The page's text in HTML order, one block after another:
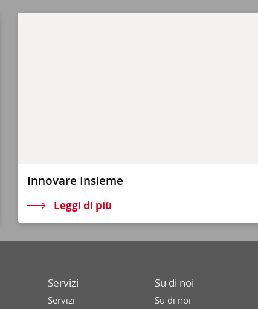
Innovare Insieme
Leggi di più
Servizi
Servizi
Su di noi
Su di noi